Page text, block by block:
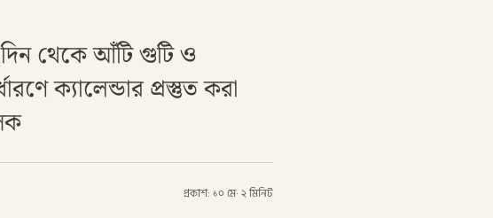
থেকে আঁটি গুটি ও
ক্যালেন্ডার প্রস্তুত করা
প্রকাশ: ১০ মে· ২ মিনিট